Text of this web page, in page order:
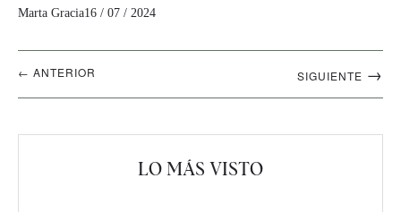
Marta Gracia16 / 07 / 2024
Navegación
artículos
SIGUIENTE →
← ANTERIOR
LO MÁS VISTO